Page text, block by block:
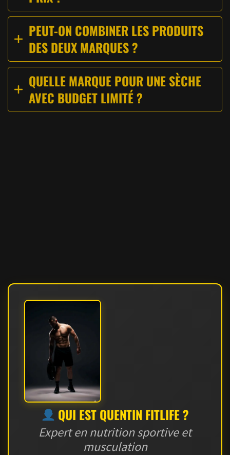
PEUT-ON COMBINER LES PRODUITS
DES DEUX MARQUES ?
QUELLE MARQUE POUR UNE SÈCHE
AVEC BUDGET LIMITÉ ?
QUI EST QUENTIN FITLIFE ?
Expert en nutrition sportive et
musculation